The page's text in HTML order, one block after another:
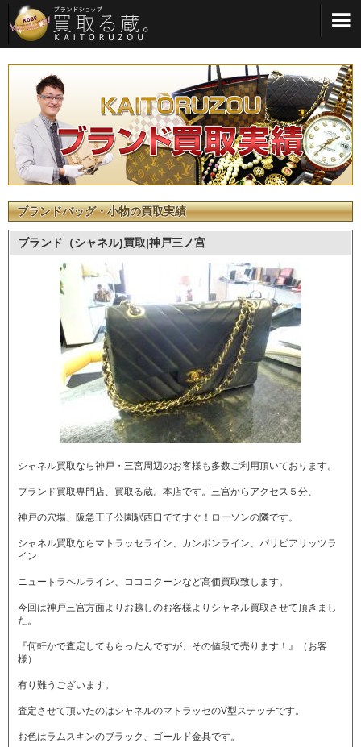
ブランドバッグ・小物の買取実績
ブランド（シャネル)買取|神戸三ノ宮
シャネル買取なら神戸・三宮周辺のお客様も多数ご利用頂いております。
ブランド買取専門店、買取る蔵。本店です。三宮からアクセス５分、
神戸の穴場、阪急王子公園駅西口でてすぐ！ローソンの隣です。
シャネル買取ならマトラッセライン、カンボンライン、パリビアリッツラ
イン
ニュートラベルライン、コココクーンなど高価買取致します。
今回は神戸三宮方面よりお越しのお客様よりシャネル買取させて頂きまし
た。
『何軒かで査定してもらったんですが、その値段で売ります！』（お客
様）
有り難うございます。
査定させて頂いたのはシャネルのマトラッセのV型ステッチです。
お色はラムスキンのブラック、ゴールド金具です。